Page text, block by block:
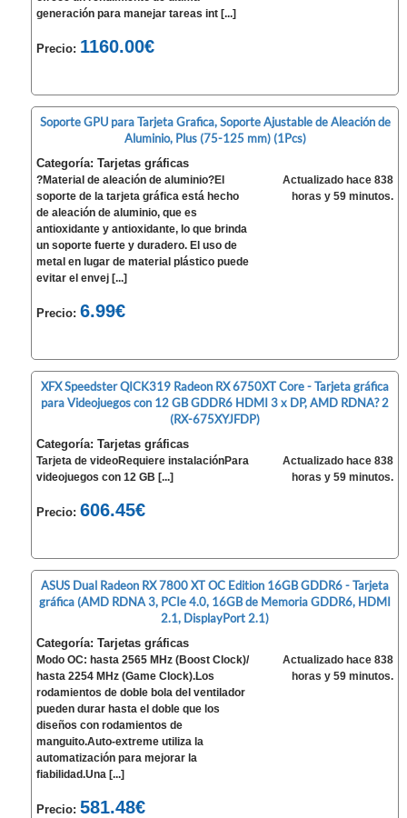
generación para manejar tareas int [...]
Precio: 1160.00€
Soporte GPU para Tarjeta Grafica, Soporte Ajustable de Aleación de
Aluminio, Plus (75-125 mm) (1Pcs)
Categoría: Tarjetas gráficas
?Material de aleación de aluminio?El
soporte de la tarjeta gráfica está hecho
de aleación de aluminio, que es
antioxidante y antioxidante, lo que brinda
un soporte fuerte y duradero. El uso de
metal en lugar de material plástico puede
evitar el envej [...]
Precio:6.99€
Actualizado hace 838
horas y 59 minutos.
XFX Speedster QICK319 Radeon RX 6750XT Core - Tarjeta gráfica
para Videojuegos con 12 GB GDDR6 HDMI 3 x DP, AMD RDNA? 2
(RX-675XYJFDP)
Categoría: Tarjetas gráficas
Tarjeta de videoRequiere instalaciónPara
videojuegos con 12 GB [...]
Precio:606.45€
Actualizado hace 838
horas y 59 minutos.
ASUS Dual Radeon RX 7800 XT OC Edition 16GB GDDR6 - Tarjeta
gráfica (AMD RDNA 3, PCIe 4.0, 16GB de Memoria GDDR6, HDMI
2.1, DisplayPort 2.1)
Categoría: Tarjetas gráficas
Modo OC: hasta 2565 MHz (Boost Clock)/
hasta 2254 MHz (Game Clock).Los
rodamientos de doble bola del ventilador
pueden durar hasta el doble que los
diseños con rodamientos de
manguito.Auto-extreme utiliza la
automatización para mejorar la
fiabilidad.Una [...]
Precio:581.48€
Actualizado hace 838
horas y 59 minutos.